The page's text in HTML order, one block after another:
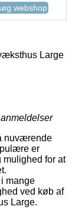
webshop
Large
anmeldelser
nuværende
er
mulighed for at
mange
ved køb af
Large.